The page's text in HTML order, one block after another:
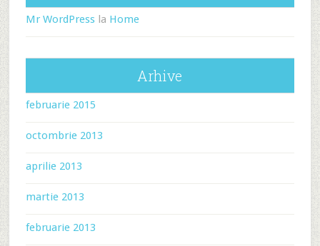
Mr WordPressla Home
Arhive
februarie 2015
octombrie 2013
aprilie 2013
martie 2013
februarie 2013